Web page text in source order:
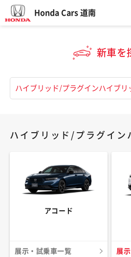
Honda Cars 道南
新車を
ハイブリッド/プラグイン
アコード
展示・試乗車一覧 展